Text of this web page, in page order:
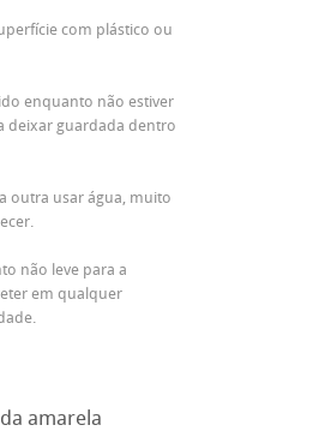
com plástico ou
enquanto não estiver
deixar guardada dentro
outra usar água, muito
não leve para a
em qualquer
amarela